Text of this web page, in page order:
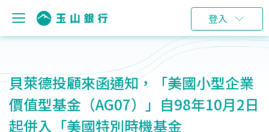
登入
貝萊德投顧來函通知，「美國小型企業
價值型基金（AG07）」自98年10月2日
起併入「美國特別時機基金